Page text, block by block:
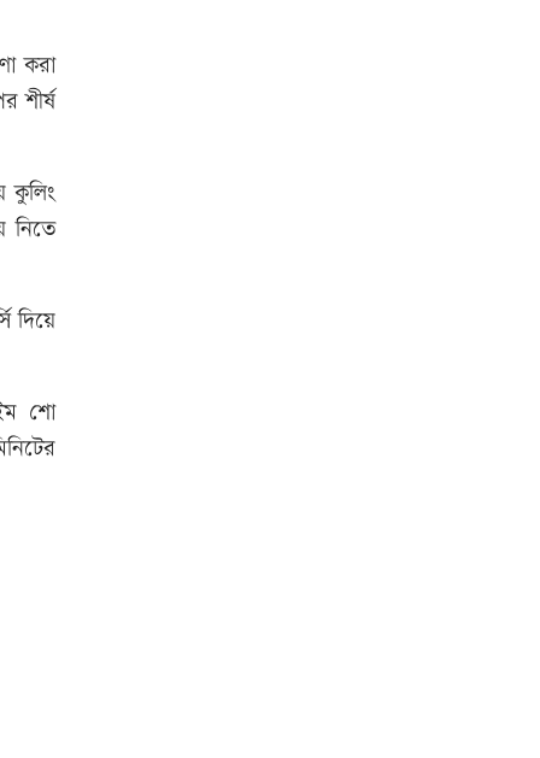
করা
শীর্ষ
কুলিং
নিতে
দিয়ে
শো